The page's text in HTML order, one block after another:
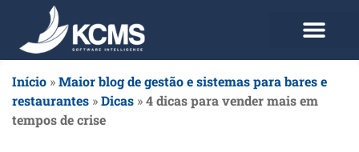
Início »Maior blog de gestão e sistemas para bares e
restaurantes »Dicas »4 dicas para vender mais em
tempos de crise